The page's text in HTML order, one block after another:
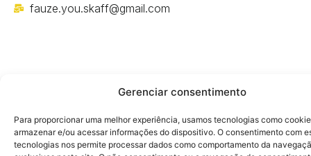
Gerenciar consentimento
Para proporcionar uma melhor experiência, usamos tecnologias como
armazenar e/ou acessar informações do dispositivo. O consentimento com
tecnologias nos permite processar dados como comportamento da
fauze.you.skaff@gmail.com